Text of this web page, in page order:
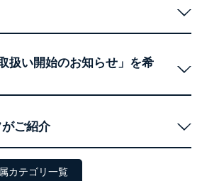
ジンサービス
野 伸一郎
: 経営管理グループディレクター 前
対象個人情報の利用目的は次のとお
購入商品の配送のため
商品代金回収のため
ｅメール等による商品、サービ
扱い開始のお知らせ」を希
ご紹介
カテゴリ一覧